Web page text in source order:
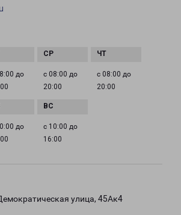
до
с 08:00 до
20:00
с 08:00 до
20:00
до
с 10:00 до
16:00
улица, 45Ак4